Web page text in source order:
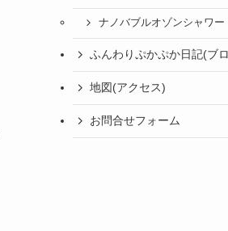
ナノバブルオゾンシャワー
ふんわりぷかぷか日記(ブ
地図(アクセス)
お問合せフォーム